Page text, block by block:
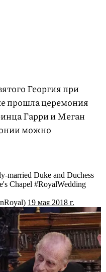
Георгия при
прошла церемония
Гарри и Меган
можно
married Duke and Duchess
Chapel #RoyalWedding
19 мая 2018 г.